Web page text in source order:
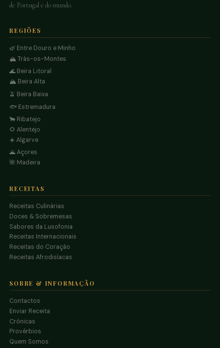
de Portugal e do mundo.
REGIÕES
🌿 Entre Douro e Minho
🏔️ Trás-os-Montes
🌊 Beira Litoral
🏔️ Beira Alta
🫒 Beira Baixa
🐟 Estremadura
🐂 Ribatejo
🌻 Alentejo
☀️ Algarve
🌋 Açores
🌺 Madeira
RECEITAS
Receitas Culinárias
Doces & Sobremesas
Sabores da Lusofonia
Receitas Internacionais
Receitas do Coração
Receitas Afrodisíacas
SOBRE & INFORMAÇÃO
Contactos
Enviar Receita
Crónicas
Provérbios
Quem Somos